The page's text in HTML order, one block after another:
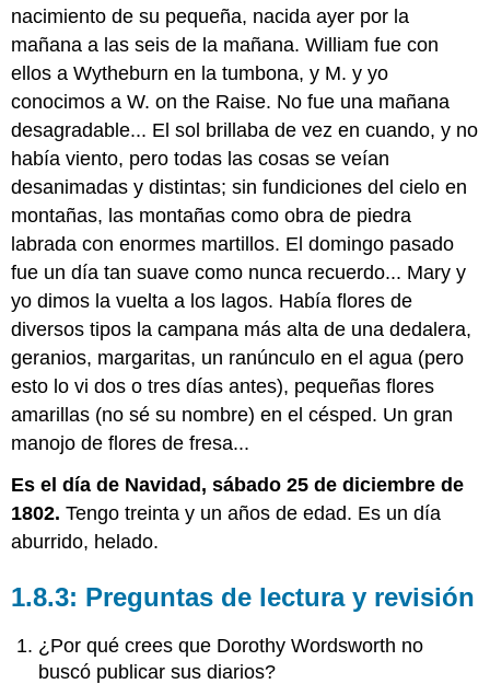
nacimiento de su pequeña, nacida ayer por la
mañana a las seis de la mañana. William fue con
ellos a Wytheburn en la tumbona, y M. y yo
conocimos a W. on the Raise. No fue una mañana
desagradable... El sol brillaba de vez en cuando, y no
había viento, pero todas las cosas se veían
desanimadas y distintas; sin fundiciones del cielo en
montañas, las montañas como obra de piedra
labrada con enormes martillos. El domingo pasado
fue un día tan suave como nunca recuerdo... Mary y
yo dimos la vuelta a los lagos. Había flores de
diversos tipos la campana más alta de una dedalera,
geranios, margaritas, un ranúnculo en el agua (pero
esto lo vi dos o tres días antes), pequeñas flores
amarillas (no sé su nombre) en el césped. Un gran
manojo de flores de fresa...
Es el día de Navidad, sábado 25 de diciembre de
1802.Tengo treinta y un años de edad. Es un día
aburrido, helado.
1.8.3: Preguntas de lectura y revisión
¿Por qué crees que Dorothy Wordsworth no
buscó publicar sus diarios?